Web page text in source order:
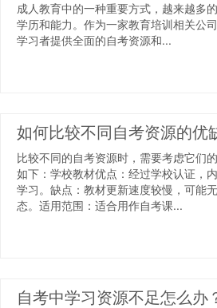
成人教育中的一种重要方式，越来越多
学历和能力。作为一家教育培训相关公
学习者提供全面的自考资源和...
如何比较不同自考资源的优
比较不同的自考资源时，需要考虑它们
如下：学校教材优点：经过学校认证，
学习。缺点：教材更新速度较慢，可能
态。适用范围：适合用作自考课...
自考中学习资源不足怎么办